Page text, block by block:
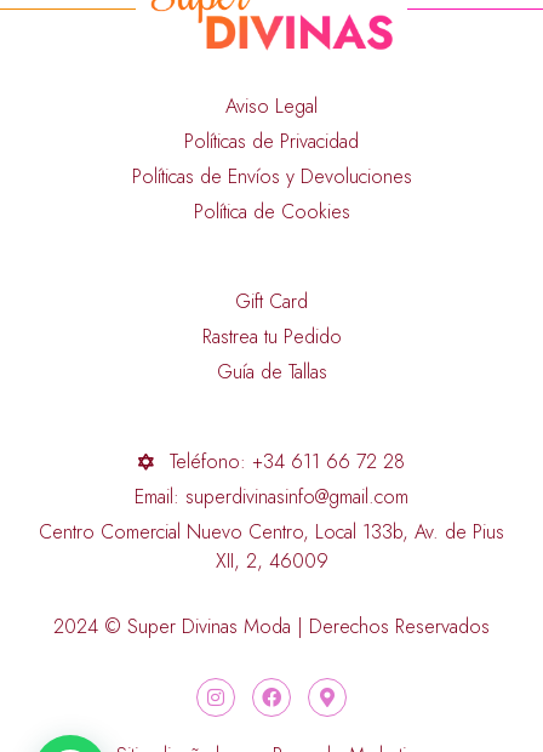
Aviso Legal
Políticas de Privacidad
Políticas de Envíos y Devoluciones
Política de Cookies
Gift Card
Rastrea tu Pedido
Guía de Tallas
Teléfono: +34 611 66 72 28
Email: superdivinasinfo@gmail.com
Centro Comercial Nuevo Centro, Local 133b, Av. de Pius
XII, 2, 46009
2024 © Super Divinas Moda | Derechos Reservados